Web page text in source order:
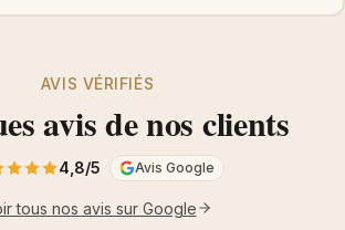
AVIS VÉRIFIÉS
avis de nos clients
4,8/5 Avis Google
tous nos avis sur Google